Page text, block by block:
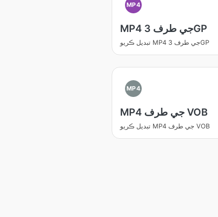
MP4
MP4 جي طرف 3GP
تبديل ڪريو MP4 جي طرف 3GP
MP4
MP4 جي طرف VOB
تبديل ڪريو MP4 جي طرف VOB